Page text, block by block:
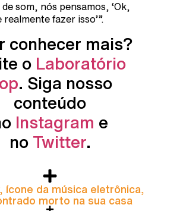
som, nós pensamos, ‘Ok,
realmente fazer isso’”.
conhecer mais?
o Laboratório
. Siga nosso
conteúdo
Instagram e
no Twitter.
ícone da música eletrônica,
morto na sua casa